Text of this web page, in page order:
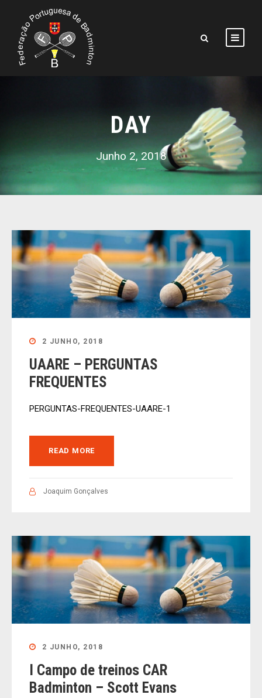
DAY
Junho 2, 2018
2 JUNHO, 2018
UAARE – PERGUNTAS
FREQUENTES
PERGUNTAS-FREQUENTES-UAARE-1
READ MORE
Joaquim Gonçalves
2 JUNHO, 2018
I Campo de treinos CAR
Badminton – Scott Evans